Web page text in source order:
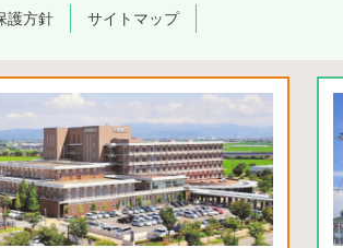
護方針 サイトマップ